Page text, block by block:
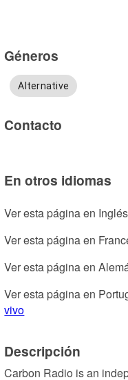
Géneros
Alternative
Contacto
En otros idiomas
Ver esta página en
Ver esta página en
Ver esta página en
Ver esta página en
vivo
Descripción
Carbon Radio is an